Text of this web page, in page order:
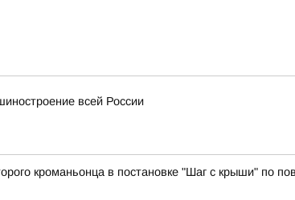
всей России
кроманьонца в постановке "Шаг с крыши" по